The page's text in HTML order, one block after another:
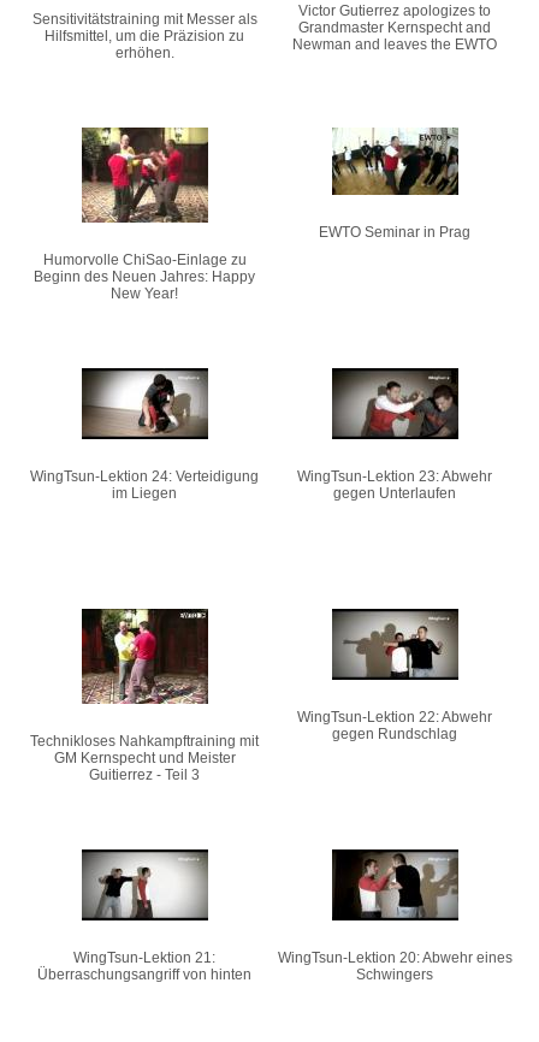
Sensitivitätstraining mit Messer als
Hilfsmittel, um die Präzision zu
erhöhen.
Victor Gutierrez apologizes to
Grandmaster Kernspecht and
Newman and leaves the EWTO
Humorvolle ChiSao-Einlage zu
Beginn des Neuen Jahres: Happy
New Year!
EWTO Seminar in Prag
WingTsun-Lektion 24: Verteidigung
im Liegen
WingTsun-Lektion 23: Abwehr
gegen Unterlaufen
Technikloses Nahkampftraining mit
GM Kernspecht und Meister
Guitierrez - Teil 3
WingTsun-Lektion 22: Abwehr
gegen Rundschlag
WingTsun-Lektion 21:
Überraschungsangriff von hinten
WingTsun-Lektion 20: Abwehr eines
Schwingers